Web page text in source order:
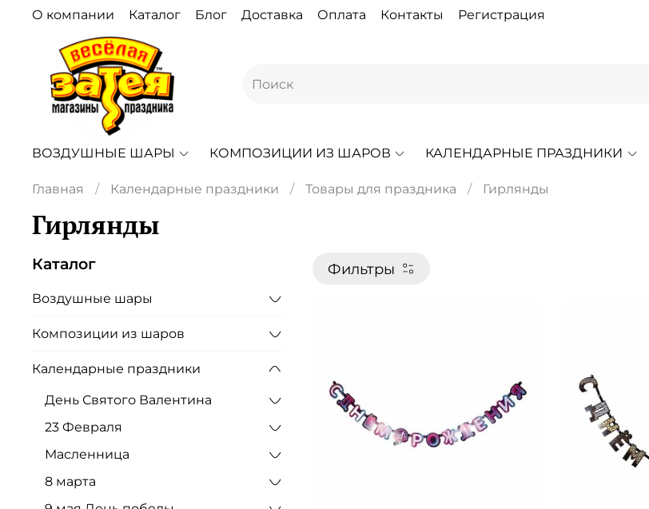
О компании Каталог Блог Доставка Оплата Контакты Регистрация
ВОЗДУШНЫЕ ШАРЫ КОМПОЗИЦИИ ИЗ ШАРОВ КАЛЕНДАРНЫЕ ПРАЗДНИКИ
Главная Календарные праздники Товары для праздника Гирлянды
Гирлянды
Фильтры
Каталог
Воздушные шары
Композиции из шаров
Календарные праздники
День Святого Валентина
23 Февраля
Масленница
8 марта